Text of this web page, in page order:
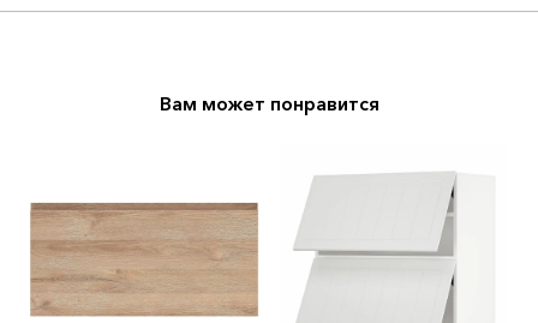
Вам может понравится